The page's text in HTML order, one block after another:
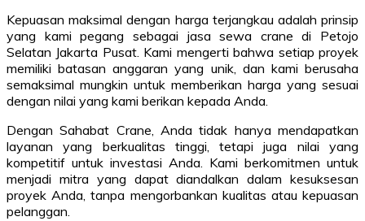
Kepuasan maksimal dengan harga terjangkau adalah prinsip
yang kami pegang sebagai jasa sewa crane di Petojo
Selatan Jakarta Pusat. Kami mengerti bahwa setiap proyek
memiliki batasan anggaran yang unik, dan kami berusaha
semaksimal mungkin untuk memberikan harga yang sesuai
dengan nilai yang kami berikan kepada Anda.
Dengan Sahabat Crane, Anda tidak hanya mendapatkan
layanan yang berkualitas tinggi, tetapi juga nilai yang
kompetitif untuk investasi Anda. Kami berkomitmen untuk
menjadi mitra yang dapat diandalkan dalam kesuksesan
proyek Anda, tanpa mengorbankan kualitas atau kepuasan
pelanggan.